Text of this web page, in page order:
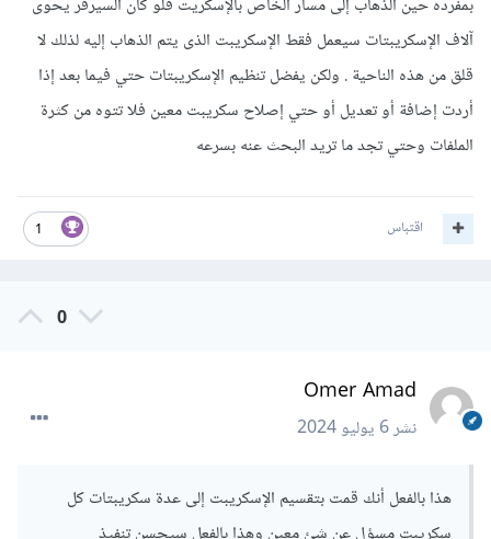
آلاف الإسكريبتات سيعمل فقط الإسكريبت الذى يتم الذهاب إليه لذلك لا
قلق من هذه الناحية . ولكن يفضل تنظيم الإسكريبتات حتي فيما بعد إذا
أردت إضافة أو تعديل أو حتي إصلاح سكريبت معين فلا تتوه من كثرة
الملفات وحتي تجد ما تريد البحث عنه بسرعه
1 اقتباس
0
Omer Amad
نشر6 يوليو 2024
هذا بالفعل أنك قمت بتقسيم الإسكريبت إلى عدة سكريبتات كل